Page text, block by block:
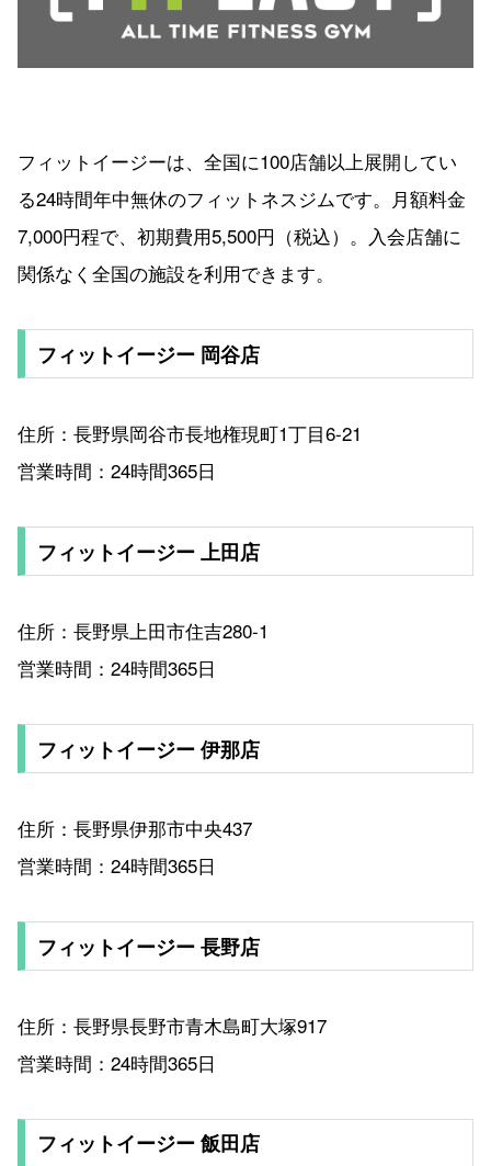
フィットイージーは、全国に100店舗以上展開してい
る24時間年中無休のフィットネスジムです。月額料金
7,000円程で、初期費用5,500円（税込）。入会店舗に
関係なく全国の施設を利用できます。
フィットイージー 岡谷店
住所：長野県岡谷市長地権現町1丁目6-21
営業時間：24時間365日
フィットイージー 上田店
住所：長野県上田市住吉280-1
営業時間：24時間365日
フィットイージー 伊那店
住所：長野県伊那市中央437
営業時間：24時間365日
フィットイージー 長野店
住所：長野県長野市青木島町大塚917
営業時間：24時間365日
フィットイージー 飯田店